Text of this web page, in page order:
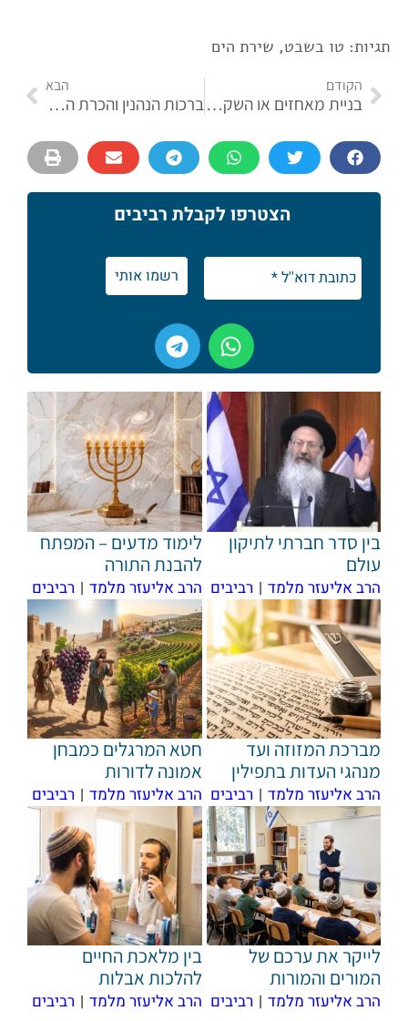
תגיות: טו בשבט, שירת הים
הקודם
בניית מאחזים או השקעה בתכנון היישובים והערים?
הבא
ברכות הנהנין והכרת הטוב
הצטרפו לקבלת רביבים
בין סדר חברתי לתיקון
עולם
הרב אליעזר מלמד | רביבים
לימוד מדעים – המפתח
להבנת התורה
הרב אליעזר מלמד | רביבים
מברכת המזוזה ועד
מנהגי העדות בתפילין
הרב אליעזר מלמד | רביבים
חטא המרגלים כמבחן
אמונה לדורות
הרב אליעזר מלמד | רביבים
לייקר את ערכם של
המורים והמורות
הרב אליעזר מלמד | רביבים
בין מלאכת החיים
להלכות אבלות
הרב אליעזר מלמד | רביבים